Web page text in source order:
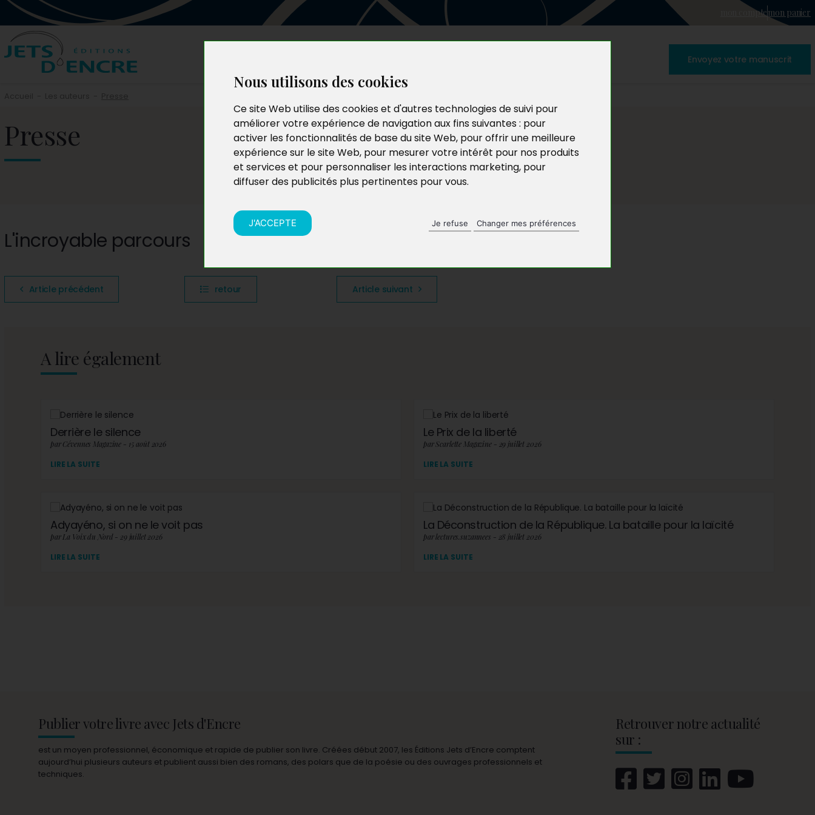
Nous utilisons des cookies
Ce site Web utilise des cookies et d'autres technologies de suivi pour
améliorer votre expérience de navigation aux fins suivantes : pour
activer les fonctionnalités de base du site Web, pour offrir une meilleure
expérience sur le site Web, pour mesurer votre intérêt pour nos produits
et services et pour personnaliser les interactions marketing, pour
diffuser des publicités plus pertinentes pour vous.
J'ACCEPTE Je refuse Changer mes préférences
mon comptemon panier
Envoyez votre manuscrit
Presse
L'incroyable parcours
Article précédent retour Article suivant
A lire également
Derrière le silence
par Cévennes Magazine - 15 août 2026
LIRE LA SUITE
Le Prix de la liberté
par Scarlette Magazine - 29 juillet 2026
LIRE LA SUITE
Adyayéno, si on ne le voit pas
par La Voix du Nord - 29 juillet 2026
LIRE LA SUITE
La Déconstruction de la République. La bataille pour la laïcité
par lectures.suzannees - 28 juillet 2026
LIRE LA SUITE
Publier votre livre avec Jets d'Encre
est un moyen professionnel, économique et rapide de publier son livre. Créées début 2007, les Éditions Jets d’Encre comptent
aujourd’hui plusieurs auteurs et publient aussi bien des romans, des polars que de la poésie ou des ouvrages professionnels et
techniques.
Retrouver notre actualité
sur :